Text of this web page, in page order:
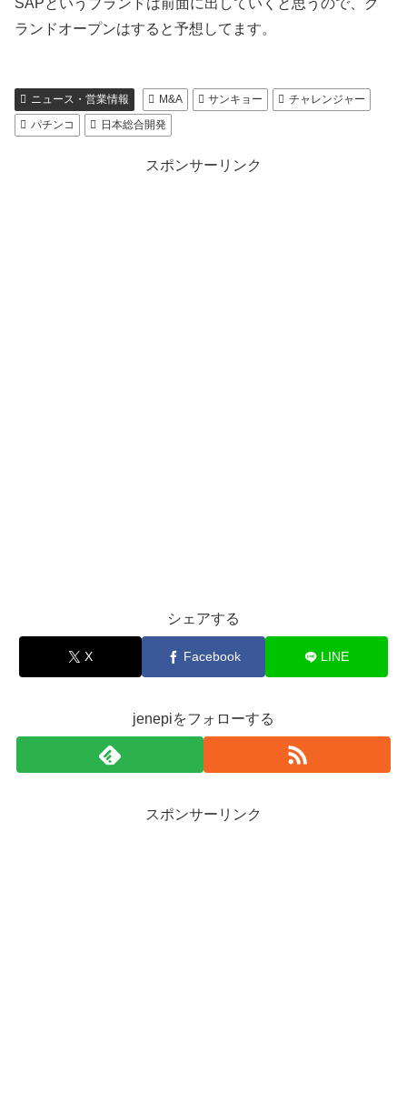
SAPというブランドは前面に出していくと思うので、グ
ランドオープンはすると予想してます。
ニュース・営業情報 M&A サンキョー
チャレンジャー
パチンコ
日本総合開発
スポンサーリンク
シェアする
X Facebook LINE
jenepiをフォローする
スポンサーリンク